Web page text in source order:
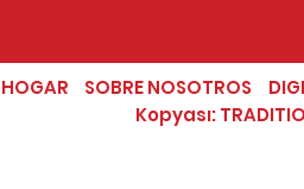
HOGAR SOBRE NOSOTROS
Kopyası: